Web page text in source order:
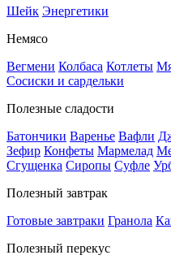
Шейк Энергетики
Немясо
Вегмени Колбаса Котлеты
Сосиски и сардельки
Полезные сладости
Батончики Варенье Вафли
Зефир Конфеты Мармелад
Сгущенка Сиропы Суфле
Полезный завтрак
Готовые завтраки Гранола
Полезный перекус